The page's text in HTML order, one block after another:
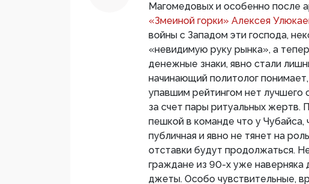
Магомедовых и особенно после
«Змеиной горки» Алексея
войны с Западом эти господа,
«невидимую руку рынка», а
денежные знаки, явно стали
начинающий политолог
упавшим рейтингом нет лучшего
за счет пары ритуальных
пешкой в команде что у
публичная и явно не тянет на
отставки будут продолжаться.
граждане из 90-х уже
джеты. Особо чувствительные,